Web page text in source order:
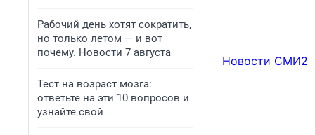
Рабочий день хотят сократить,
но только летом — и вот
почему. Новости 7 августа
Тест на возраст мозга:
ответьте на эти 10 вопросов и
узнайте свой
Новости СМИ2